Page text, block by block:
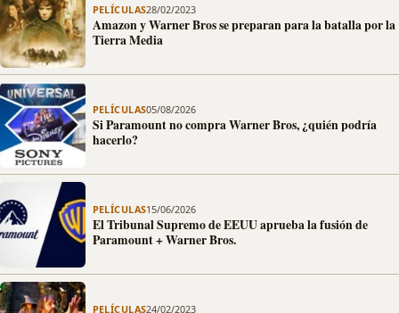
PELÍCULAS28/02/2023
Amazon y Warner Bros se preparan para la batalla por la
Tierra Media
PELÍCULAS05/08/2026
Si Paramount no compra Warner Bros, ¿quién podría
hacerlo?
PELÍCULAS15/06/2026
El Tribunal Supremo de EEUU aprueba la fusión de
Paramount + Warner Bros.
PELÍCULAS24/02/2023